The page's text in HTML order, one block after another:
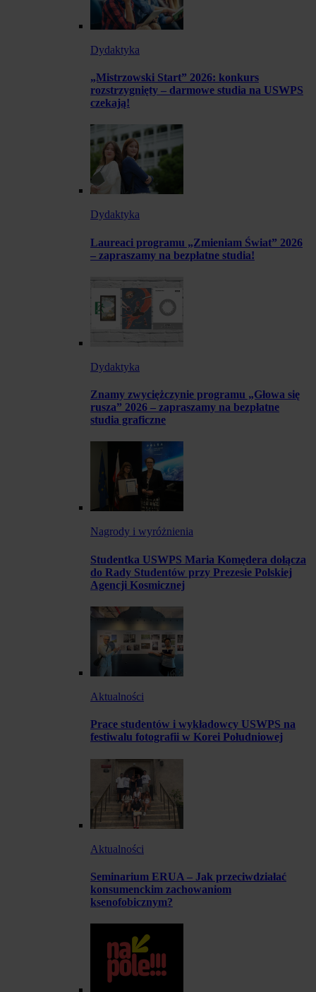
Dydaktyka
„Mistrzowski Start” 2026: konkurs
rozstrzygnięty – darmowe studia na USWPS
czekają!
Dydaktyka
Laureaci programu „Zmieniam Świat” 2026
– zapraszamy na bezpłatne studia!
Dydaktyka
Znamy zwyciężczynie programu „Głowa się
rusza” 2026 – zapraszamy na bezpłatne
studia graficzne
Nagrody i wyróżnienia
Studentka USWPS Maria Komędera dołącza
do Rady Studentów przy Prezesie Polskiej
Agencji Kosmicznej
Aktualności
Prace studentów i wykładowcy USWPS na
festiwalu fotografii w Korei Południowej
Aktualności
Seminarium ERUA – Jak przeciwdziałać
konsumenckim zachowaniom
ksenofobicznym?